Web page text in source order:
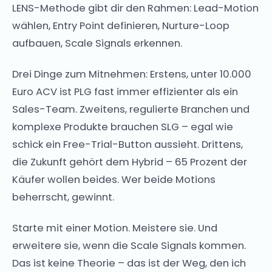
LENS-Methode gibt dir den Rahmen: Lead-Motion
wählen, Entry Point definieren, Nurture-Loop
aufbauen, Scale Signals erkennen.
Drei Dinge zum Mitnehmen: Erstens, unter 10.000
Euro ACV ist PLG fast immer effizienter als ein
Sales-Team. Zweitens, regulierte Branchen und
komplexe Produkte brauchen SLG – egal wie
schick ein Free-Trial-Button aussieht. Drittens,
die Zukunft gehört dem Hybrid – 65 Prozent der
Käufer wollen beides. Wer beide Motions
beherrscht, gewinnt.
Starte mit einer Motion. Meistere sie. Und
erweitere sie, wenn die Scale Signals kommen.
Das ist keine Theorie – das ist der Weg, den ich